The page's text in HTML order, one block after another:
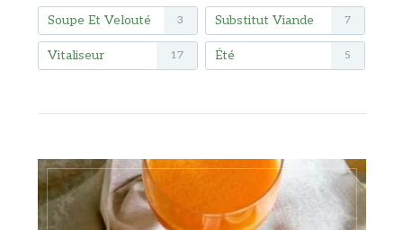
Soupe Et Velouté 3 Substitut Viande 7
Vitaliseur 17 Été 5